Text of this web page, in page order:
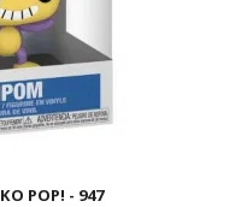
POP! - 947